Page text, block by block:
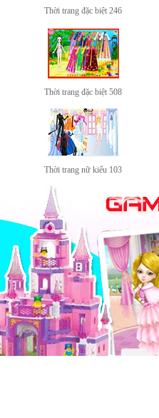
Thời trang đặc biệt 246
Thời trang đặc biệt 508
Thời trang nữ kiểu 103